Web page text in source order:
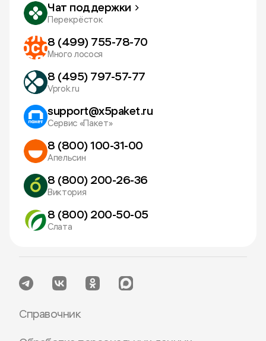
Чат поддержки
Перекрёсток
8 (499) 755-78-70
Много лосося
8 (495) 797-57-77
Vprok.ru
support@x5paket.ru
Сервис «Пакет»
8 (800) 100-31-00
Апельсин
8 (800) 200-26-36
Виктория
8 (800) 200-50-05
Слата
Справочник